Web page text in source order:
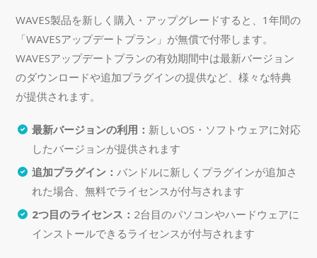
WAVES製品を新しく購入・アップグレードすると、1年間の
「WAVESアップデートプラン」が無償で付帯します。
WAVESアップデートプランの有効期間中は最新バージョン
のダウンロードや追加プラグインの提供など、様々な特典
が提供されます。
最新バージョンの利用： 新しいOS・ソフトウェアに対応
したバージョンが提供されます
追加プラグイン： バンドルに新しくプラグインが追加さ
れた場合、無料でライセンスが付与されます
2つ目のライセンス： 2台目のパソコンやハードウェアに
インストールできるライセンスが付与されます